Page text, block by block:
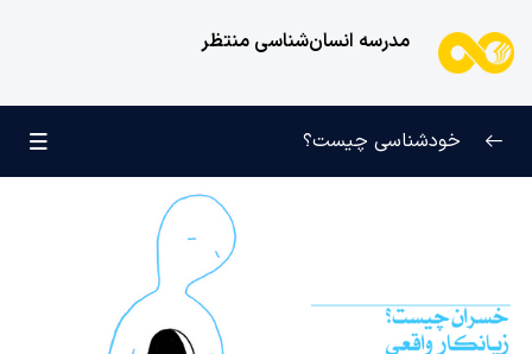
مدرسه انسان‌شناسی منتظر
کودک عزیز روان
خودشناسی چیست؟